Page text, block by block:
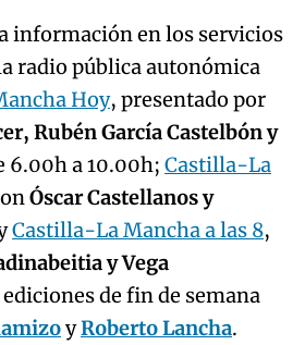
información en los servicios
radio pública autonómica
Hoy, presentado por
Rubén García Castelbón y
6.00h a 10.00h; Castilla-La
Óscar Castellanos y
Castilla-La Mancha a las 8,
y Vega
ediciones de fin de semana
yRoberto Lancha.